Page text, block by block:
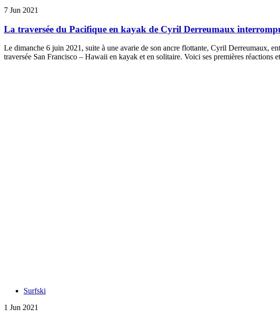
7 Jun 2021
La traversée du Pacifique en kayak de Cyril Derreumaux
Le dimanche 6 juin 2021, suite à une avarie de son ancre flottante, Cyril Derreumaux,
traversée San Francisco – Hawaii en kayak et en solitaire. Voici ses premières
Surfski
1 Jun 2021